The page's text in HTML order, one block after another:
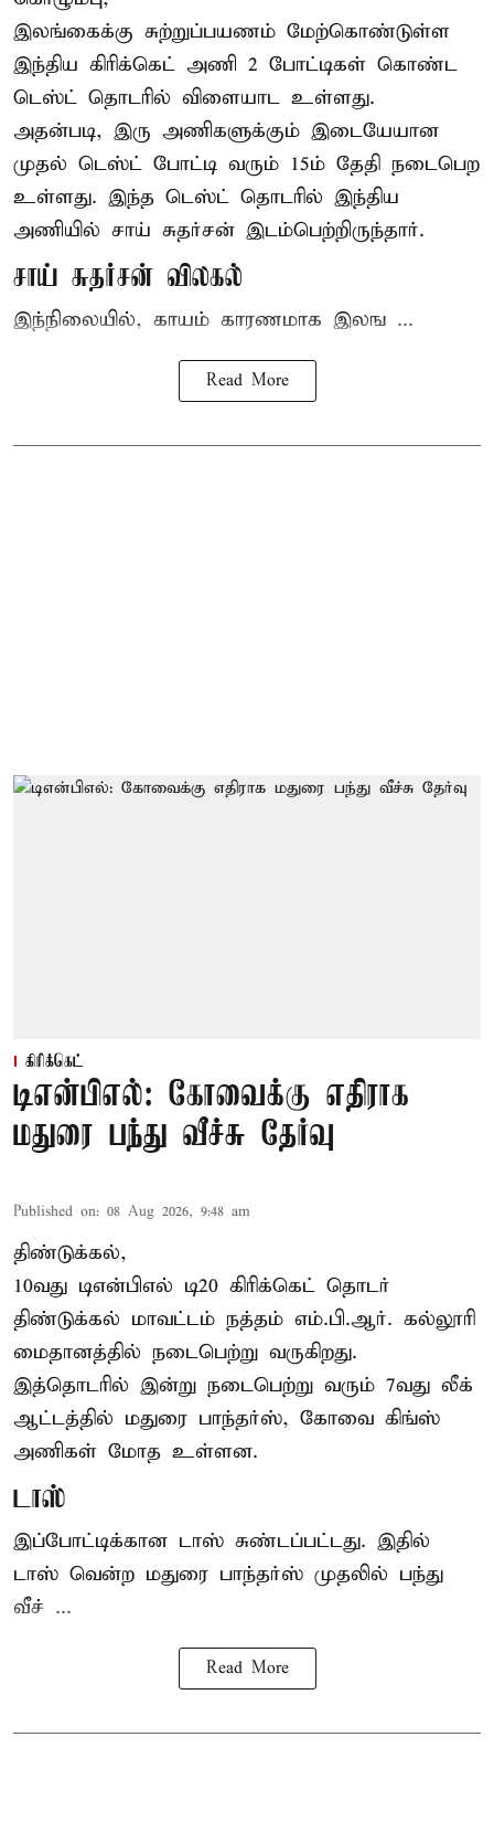
இலங்கைக்கு சுற்றுப்பயணம் மேற்கொண்டுள்ள
இந்திய கிரிக்கெட் அணி 2 போட்டிகள் கொண்ட
டெஸ்ட் தொடரில் விளையாட உள்ளது.
அதன்படி, இரு அணிகளுக்கும் இடையேயான
முதல் டெஸ்ட் போட்டி வரும் 15ம் தேதி நடைபெற
உள்ளது. இந்த டெஸ்ட் தொடரில் இந்திய
அணியில் சாய் சுதர்சன் இடம்பெற்றிருந்தார்.
சாய் சுதர்சன் விலகல்
இந்நிலையில், காயம் காரணமாக இலங ...
Read More
கிரிக்கெட்
டிஎன்பிஎல்: கோவைக்கு எதிராக
மதுரை பந்து வீச்சு தேர்வு
Published on: 08 Aug 2026, 9:48 am
திண்டுக்கல்,
10வது டிஎன்பிஎல் டி20 கிரிக்கெட் தொடர்
திண்டுக்கல் மாவட்டம் நத்தம் எம்.பி.ஆர். கல்லூரி
மைதானத்தில் நடைபெற்று வருகிறது.
இத்தொடரில் இன்று நடைபெற்று வரும் 7வது லீக்
ஆட்டத்தில் மதுரை பாந்தர்ஸ், கோவை கிங்ஸ்
அணிகள் மோத உள்ளன.
டாஸ்
இப்போட்டிக்கான டாஸ் சுண்டப்பட்டது. இதில்
டாஸ் வென்ற மதுரை பாந்தர்ஸ் முதலில் பந்து
வீச் ...
Read More